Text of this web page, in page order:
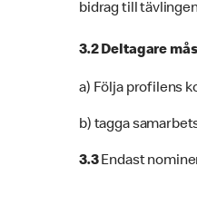
bidrag till
3.2 Deltagare
a) Följa profilens
b) tagga
3.3Endast